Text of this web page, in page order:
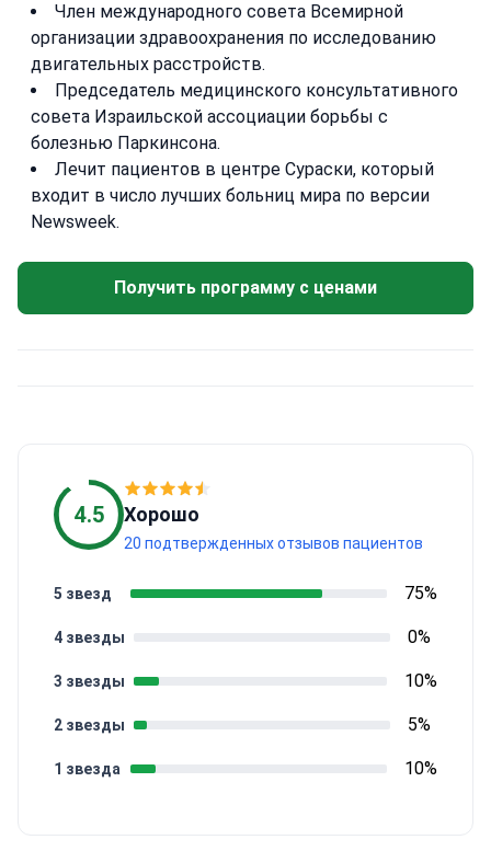
Член международного совета Всемирной
организации здравоохранения по исследованию
двигательных расстройств.
Председатель медицинского консультативного
совета Израильской ассоциации борьбы с
болезнью Паркинсона.
Лечит пациентов в центре Сураски, который
входит в число лучших больниц мира по версии
Newsweek.
Получить программу с ценами
4.5 Хорошо
20 подтвержденных отзывов пациентов
1 звезда 10%
2 звезды 5%
3 звезды 10%
4 звезды 0%
5 звезд 75%